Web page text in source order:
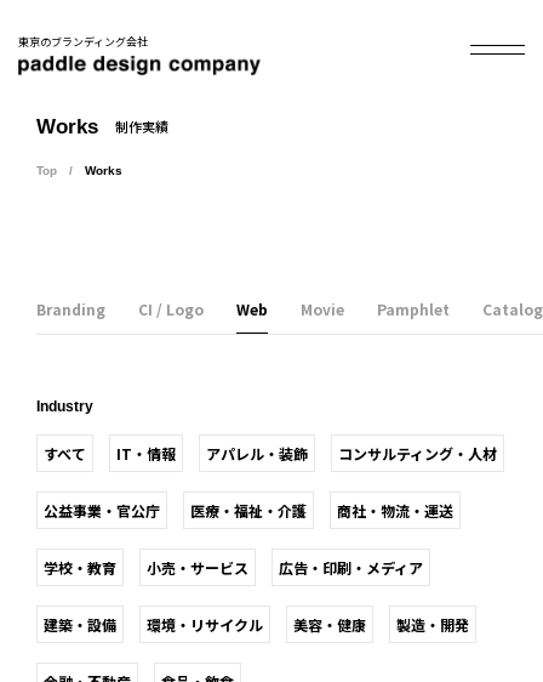
東京のブランディング会社
Works 制作実績
Top Works
Branding CI / Logo Web Movie Pamphlet Catalog
Industry
すべて IT・情報 アパレル・装飾 コンサルティング・人材
公益事業・官公庁 医療・福祉・介護 商社・物流・運送
学校・教育 小売・サービス 広告・印刷・メディア
建築・設備 環境・リサイクル 美容・健康 製造・開発